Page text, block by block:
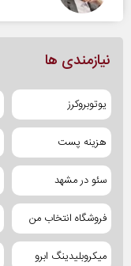
نیازمندی ها
یوتوبروکرز
هزینه پست
سئو در مشهد
فروشگاه انتخاب من
میکروبلیدینگ ابرو